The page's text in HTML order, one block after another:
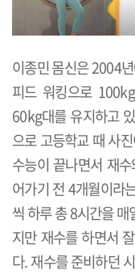
이종민 몸신은 2004
피드 워킹으로
60kg대를 유지하고
으로 고등학교 때 사
수능이 끝나면서 재
어가기 전 4개월이라
씩 하루 총 8시간을
지만 재수를 하면서
다. 재수를 준비하던